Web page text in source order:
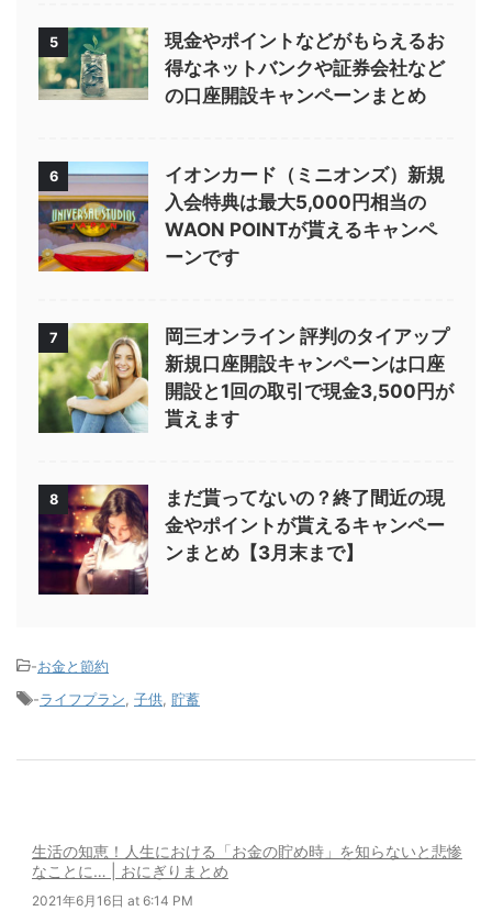
5
現金やポイントなどがもらえるお
得なネットバンクや証券会社など
の口座開設キャンペーンまとめ
6
イオンカード（ミニオンズ）新規
入会特典は最大5,000円相当の
WAON POINTが貰えるキャンペ
ーンです
7
岡三オンライン 評判のタイアップ
新規口座開設キャンペーンは口座
開設と1回の取引で現金3,500円が
貰えます
8
まだ貰ってないの？終了間近の現
金やポイントが貰えるキャンペー
ンまとめ【3月末まで】
-お金と節約
-ライフプラン 子供 貯蓄
生活の知恵！人生における「お金の貯め時」を知らないと悲惨
なことに… | おにぎりまとめ
2021年6月16日 at 6:14 PM